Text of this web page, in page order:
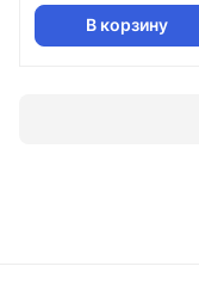
В корзину